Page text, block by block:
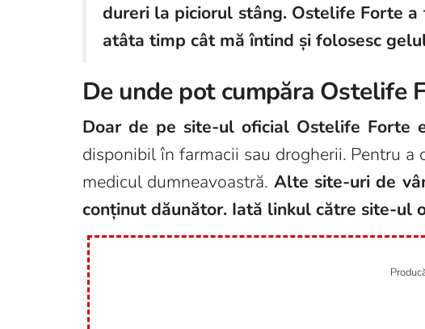
dureri la piciorul stâng. Ostelife Forte
atâta timp cât mă întind și folosesc
De unde pot cumpăra Ostelife
Doar de pe site-ul oficial Ostelife Forte
disponibil în farmacii sau drogherii. Pentru
medicul dumneavoastră. Alte site-uri de
conținut dăunător. Iată linkul către site-ul